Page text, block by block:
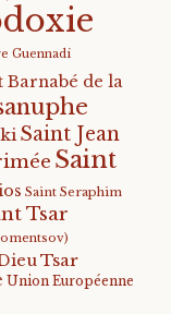
Guennadi
Barnabé de la
Saint Jean
Saint
Saint Seraphim
Tsar
Tsar
Union Européenne